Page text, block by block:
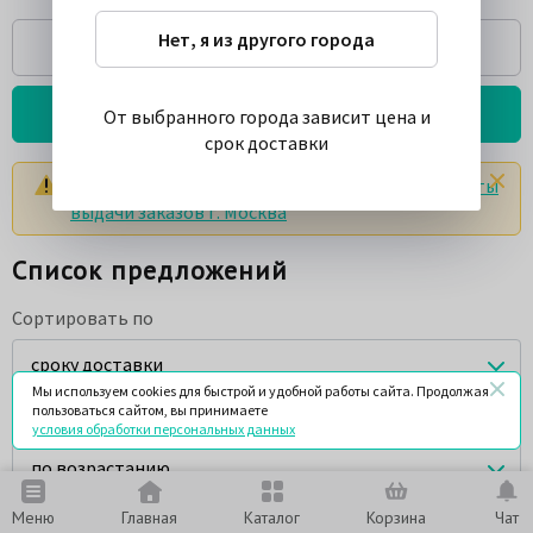
Меню Главная Каталог Корзина Чат
Спросить
Подробнее о товаре
пункты
выдачи заказов г. Москва
Список предложений
Сортировать по
сроку доставки
Порядок сортировки
по возрастанию
Нет, я из другого города
От выбранного города зависит цена и
срок доставки
Мы используем cookies для быстрой и удобной работы сайта. Продолжая
пользоваться сайтом, вы принимаете
условия обработки персональных данных